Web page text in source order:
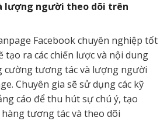
lượng người theo dõi trên
Facebook chuyên nghiệp tốt
tạo ra các chiến lược và nội dung
cường tương tác và lượng người
Chuyên gia sẽ sử dụng các kỹ
cáo để thu hút sự chú ý, tạo
tương tác và theo dõi